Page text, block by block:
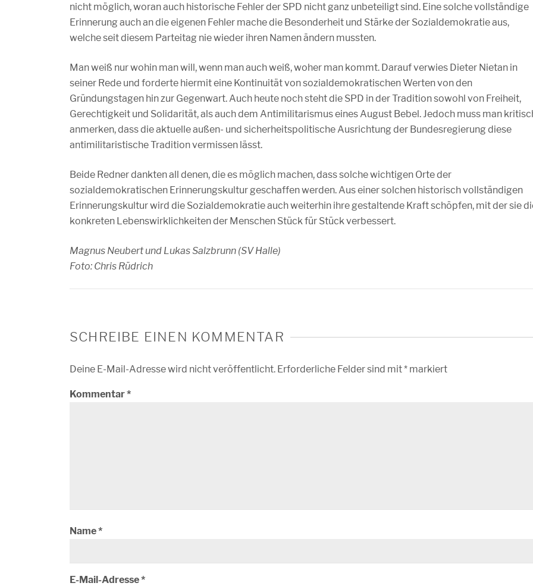
nicht möglich, woran auch historische Fehler der SPD nicht ganz unbeteiligt sind. Eine solche vollständige
Erinnerung auch an die eigenen Fehler mache die Besonderheit und Stärke der Sozialdemokratie aus,
welche seit diesem Parteitag nie wieder ihren Namen ändern mussten.
Man weiß nur wohin man will, wenn man auch weiß, woher man kommt. Darauf verwies Dieter Nietan in
seiner Rede und forderte hiermit eine Kontinuität von sozialdemokratischen Werten von den
Gründungstagen hin zur Gegenwart. Auch heute noch steht die SPD in der Tradition sowohl von Freiheit,
Gerechtigkeit und Solidarität, als auch dem Antimilitarismus eines August Bebel. Jedoch muss man
anmerken, dass die aktuelle außen- und sicherheitspolitische Ausrichtung der Bundesregierung diese
antimilitaristische Tradition vermissen lässt.
Beide Redner dankten all denen, die es möglich machen, dass solche wichtigen Orte der
sozialdemokratischen Erinnerungskultur geschaffen werden. Aus einer solchen historisch vollständigen
Erinnerungskultur wird die Sozialdemokratie auch weiterhin ihre gestaltende Kraft schöpfen, mit der sie
konkreten Lebenswirklichkeiten der Menschen Stück für Stück verbessert.
Magnus Neubert und Lukas Salzbrunn (SV Halle)
Foto: Chris Rüdrich
SCHREIBE EINEN KOMMENTAR
Deine E-Mail-Adresse wird nicht veröffentlicht. Erforderliche Felder sind mit* markiert
Kommentar*
Name*
E-Mail-Adresse*